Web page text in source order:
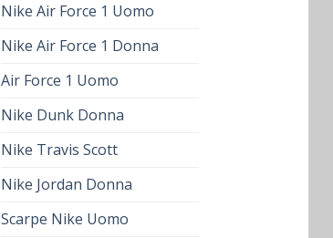
Nike Air Force 1 Uomo
Nike Air Force 1 Donna
Air Force 1 Uomo
Nike Dunk Donna
Nike Travis Scott
Nike Jordan Donna
Scarpe Nike Uomo